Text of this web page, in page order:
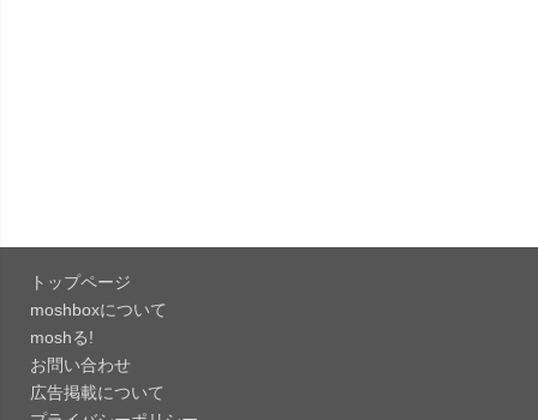
「Google 翻訳 10.31.311」iOS向け最新版をリリ
ース。
「Microsoft Excel 2.112.3」iOS向け最新版をリ
リ...
トップページ
moshboxについて
moshる!
お問い合わせ
広告掲載について